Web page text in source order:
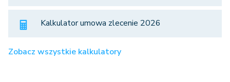
Kalkulator umowa zlecenie 2026
Zobacz wszystkie kalkulatory